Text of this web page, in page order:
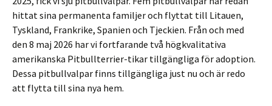
hittat sina permanenta familjer och flyttat till Litauen,
Tyskland, Frankrike, Spanien och Tjeckien. Från och med
den 8 maj 2026 har vi fortfarande två högkvalitativa
amerikanska Pitbullterrier-tikar tillgängliga för adoption.
Dessa pitbullvalpar finns tillgängliga just nu och är redo
att flytta till sina nya hem.